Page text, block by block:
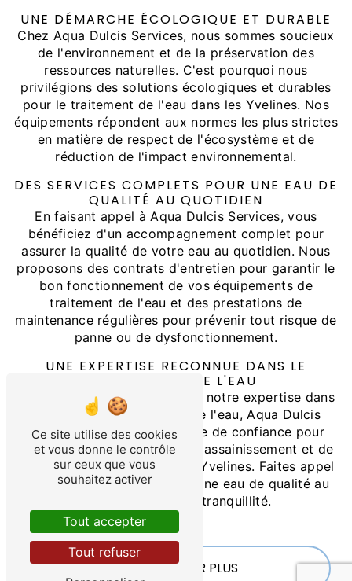
UNE DÉMARCHE ÉCOLOGIQUE ET DURABLE
Chez Aqua Dulcis Services, nous sommes soucieux
de l'environnement et de la préservation des
ressources naturelles. C'est pourquoi nous
privilégions des solutions écologiques et durables
pour le traitement de l'eau dans les Yvelines. Nos
équipements répondent aux normes les plus strictes
en matière de respect de l'écosystème et de
réduction de l'impact environnemental.
DES SERVICES COMPLETS POUR UNE EAU DE
QUALITÉ AU QUOTIDIEN
En faisant appel à Aqua Dulcis Services, vous
bénéficiez d'un accompagnement complet pour
assurer la qualité de votre eau au quotidien. Nous
proposons des contrats d'entretien pour garantir le
bon fonctionnement de vos équipements de
traitement de l'eau et des prestations de
maintenance régulières pour prévenir tout risque de
panne ou de dysfonctionnement.
UNE EXPERTISE RECONNUE DANS LE
TRAITEMENT DE L'EAU
Grâce à notre expérience et à notre expertise dans
le domaine du traitement de l'eau, Aqua Dulcis
Services est votre partenaire de confiance pour
tous vos projets en matière d'assainissement et de
purification de l'eau dans les Yvelines. Faites appel
à nos services et profitez d'une eau de qualité au
quotidien, en toute tranquillité.
EN SAVOIR PLUS
Ce site utilise des cookies
et vous donne le contrôle
sur ceux que vous
souhaitez activer
Tout accepter
Tout refuser